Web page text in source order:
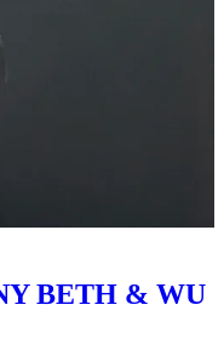
BETH & WU